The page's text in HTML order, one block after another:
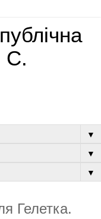
С.
▼
▼
▼
Гелетка.